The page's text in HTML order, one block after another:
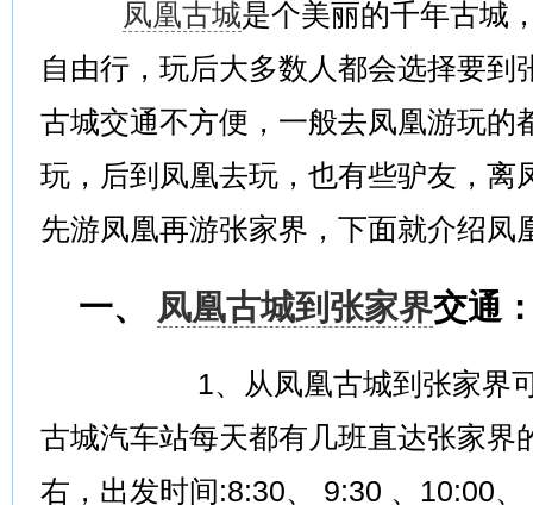
凤凰古城是个美丽的千年古城
自由行，玩后大多数人都会选择要到
古城交通不方便，一般去凤凰游玩的
玩，后到凤凰去玩，也有些驴友，离
先游凤凰再游张家界，下面就介绍凤
一、 凤凰古城到张家界交通
1、从凤凰古城到张家界可
古城汽车站每天都有几班直达张家界
右，出发时间:8:30、 9:30 、10:00